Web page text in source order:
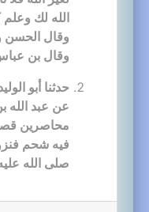
الله لك
وقال الحسن
وقال بن
حدثنا أبو
عن عبد الله
محاصرين
فيه شحم
صلى الله